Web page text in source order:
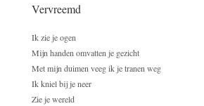
Vervreemd
Ik zie je ogen
Mijn handen omvatten je gezicht
Met mijn duimen veeg ik je tranen weg
Ik kniel bij je neer
Zie je wereld